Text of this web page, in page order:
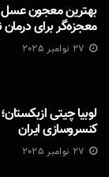
بهترین معجون عسل
معجزه‌گر برای درمان
27 نوامبر 2025
لوبیا چیتی
کنسروسازی ایران
27 نوامبر 2025